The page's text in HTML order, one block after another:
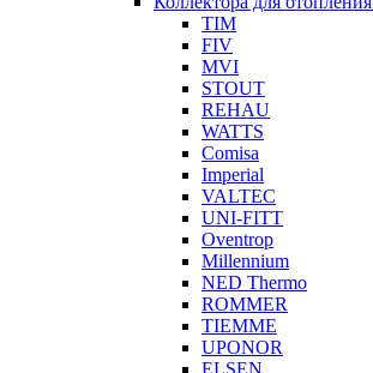
TIM
FIV
MVI
STOUT
REHAU
WATTS
Comisa
Imperial
VALTEC
UNI-FITT
Oventrop
Millennium
NED Thermo
ROMMER
TIEMME
UPONOR
ELSEN